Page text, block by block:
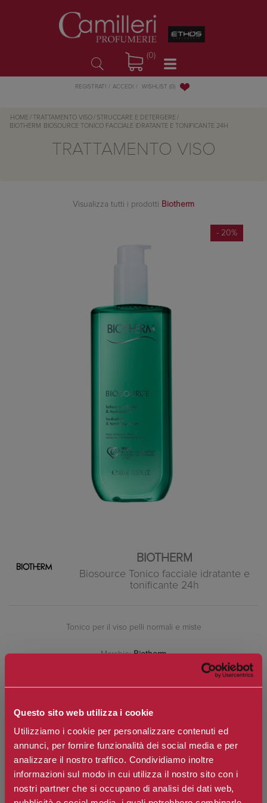
Questo sito web utilizza i cookie
Utilizziamo i cookie per personalizzare contenuti ed
annunci, per fornire funzionalità dei social media e per
analizzare il nostro traffico. Condividiamo inoltre
informazioni sul modo in cui utilizza il nostro sito con i
nostri partner che si occupano di analisi dei dati web,
(0)
REGISTRATI ACCEDI WISHLIST (0)
HOME / TRATTAMENTO VISO / STRUCCARE E DETERGERE /
BIOTHERM
BIOSOURCE TONICO FACCIALE IDRATANTE E TONIFICANTE 24H
TRATTAMENTO VISO
Visualizza tutti i prodotti Biotherm
- 20%
BIOTHERM
Biosource Tonico facciale idratante e
tonificante 24h
Tonico per il viso pelli normali e miste
Marchio: Biotherm
€37,10
Prezzo scontato: €29,68